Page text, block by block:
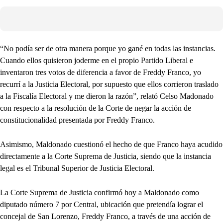
“No podía ser de otra manera porque yo gané en todas las instancias.
Cuando ellos quisieron joderme en el propio Partido Liberal e
inventaron tres votos de diferencia a favor de Freddy Franco, yo
recurrí a la Justicia Electoral, por supuesto que ellos corrieron traslado
a la Fiscalía Electoral y me dieron la razón”, relató Celso Madonado
con respecto a la resolución de la Corte de negar la acción de
constitucionalidad presentada por Freddy Franco.
Asimismo, Maldonado cuestionó el hecho de que Franco haya acudido
directamente a la Corte Suprema de Justicia, siendo que la instancia
legal es el Tribunal Superior de Justicia Electoral.
La Corte Suprema de Justicia confirmó hoy a Maldonado como
diputado número 7 por Central, ubicación que pretendía lograr el
concejal de San Lorenzo, Freddy Franco, a través de una acción de